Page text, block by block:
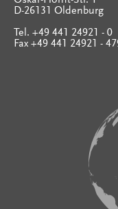
D-26131 Oldenburg
Tel. +49 441 24921 - 0
Fax +49 441 24921 -